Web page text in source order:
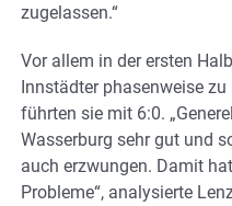
zugelassen.“
Vor allem in der ersten
Innstädter phasenweise
führten sie mit 6:0.
Wasserburg sehr gut und
auch erzwungen. Damit
Probleme“, analysierte